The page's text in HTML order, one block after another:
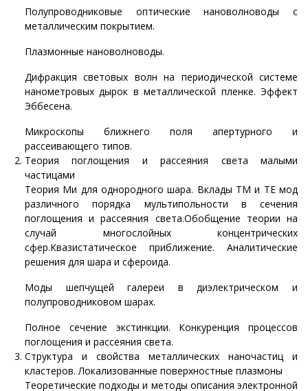
Полупроводниковые оптические нановолноводы с
металлическим покрытием.
Плазмонные нановолноводы.
Дифракция световых волн на периодической системе
нанометровых дырок в металлической пленке. Эффект
Эббесена.
Микроскопы ближнего поля апертурного и
рассеивающего типов.
Теория поглощения и рассеяния света малыми
частицами
Теория Ми для однородного шара. Вклады TM и TE мод
различного порядка мультипольности в сечения
поглощения и рассеяния света.Обобщение теории на
случай многослойных концентрических
сфер.Квазистатическое приближение. Аналитические
решения для шара и сфероида.
Моды шепчущей галереи в диэлектрическом и
полупроводниковом шарах.
Полное сечение экстинкции. Конкуренция процессов
поглощения и рассеяния света.
Структура и свойства металлических наночастиц и
кластеров. Локализованные поверхностные плазмоны
Теоретические подходы и методы описания электронной